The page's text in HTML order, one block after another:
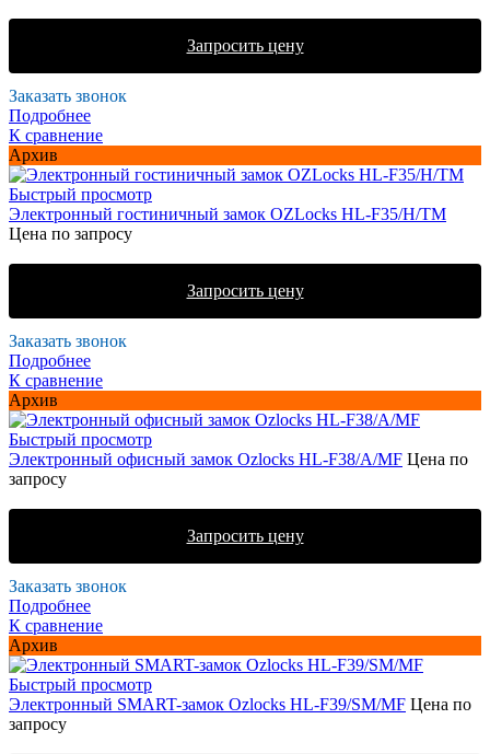
Запросить цену
Заказать звонок
Подробнее
К сравнение
Архив
Быстрый просмотр
Электронный гостиничный замок OZLocks HL-F35/H/TM
Цена по запросу
Запросить цену
Заказать звонок
Подробнее
К сравнение
Архив
Быстрый просмотр
Электронный офисный замок Ozlocks HL-F38/A/MF Цена по
запросу
Запросить цену
Заказать звонок
Подробнее
К сравнение
Архив
Быстрый просмотр
Электронный SMART-замок Ozlocks HL-F39/SM/MF Цена по
запросу